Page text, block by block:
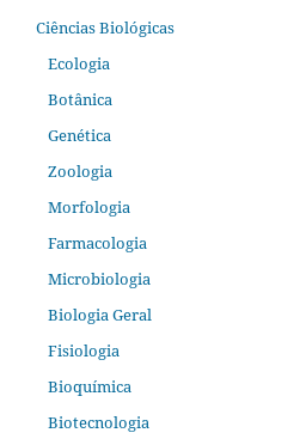
Ciências Biológicas
Ecologia
Botânica
Genética
Zoologia
Morfologia
Farmacologia
Microbiologia
Biologia Geral
Fisiologia
Bioquímica
Biotecnologia